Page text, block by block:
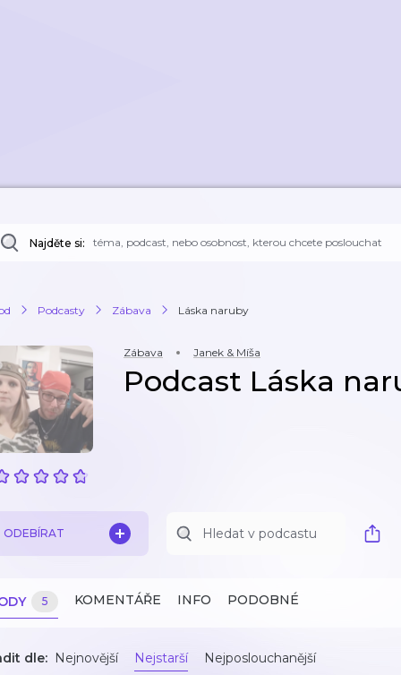
Najděte si:
Podcasty Zábava Láska naruby
Zábava Janek & Míša
Podcast Láska
ODEBÍRAT
5 KOMENTÁŘE INFO PODOBNÉ
dle: Nejnovější Nejstarší Nejposlouchanější